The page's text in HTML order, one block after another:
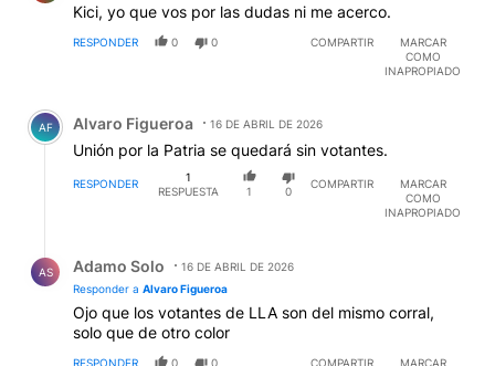
Kici, yo que vos por las dudas ni me acerco.
RESPONDER 0 0 COMPARTIR
MARCAR
COMO
INAPROPIADO
Comentario de Alvaro Figueroa.
AF Alvaro Figueroa 16 DE ABRIL DE 2026
Unión por la Patria se quedará sin votantes.
RESPONDER
1
RESPUESTA
1 0
COMPARTIR
MARCAR
COMO
INAPROPIADO
AS Adamo Solo
16 DE ABRIL DE 2026
Responder a Alvaro Figueroa
Ojo que los votantes de LLA son del mismo corral,
solo que de otro color
RESPONDER 0 0 COMPARTIR
MARCAR